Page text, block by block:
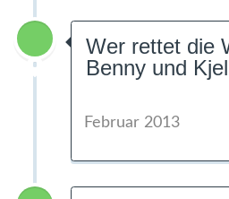
Wer rettet die
Benny und
Februar 2013